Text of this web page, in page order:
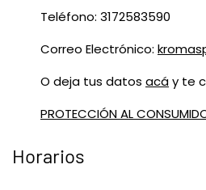
Teléfono: 3172583590
Correo Electrónico:
O deja tus datos acáy te
PROTECCIÓN AL
Horarios